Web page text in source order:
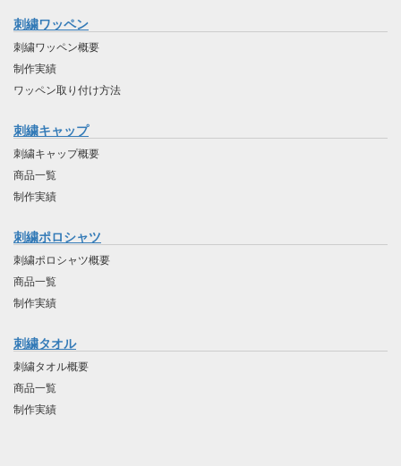
刺繍ワッペン
刺繍ワッペン概要
制作実績
ワッペン取り付け方法
刺繍キャップ
刺繍キャップ概要
商品一覧
制作実績
刺繍ポロシャツ
刺繍ポロシャツ概要
商品一覧
制作実績
刺繍タオル
刺繍タオル概要
商品一覧
制作実績